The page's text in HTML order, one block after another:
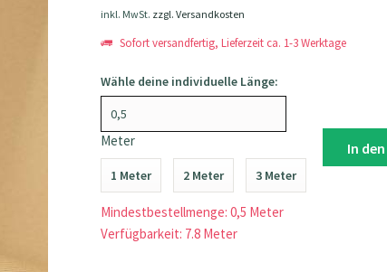
inkl. MwSt. zzgl. Versandkosten
Sofort versandfertig, Lieferzeit ca. 1-3 Werktage
Wähle deine individuelle Länge:
Meter
1 Meter 2 Meter 3 Meter
Mindestbestellmenge: 0,5 Meter
Verfügbarkeit: 7.8 Meter
In den